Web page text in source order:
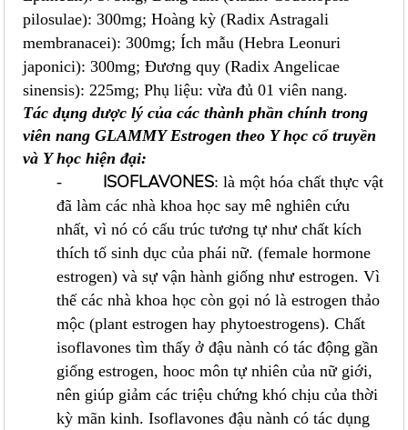
pilosulae): 300mg; Hoàng kỳ (Radix Astragali
membranacei): 300mg; Ích mẫu (Hebra Leonuri
japonici): 300mg; Đương quy (Radix Angelicae
sinensis): 225mg; Phụ liệu: vừa đủ 01 viên nang.
Tác dụng dược lý của các thành phần chính trong
viên nang GLAMMY Estrogen theo Y học cổ truyền
và Y học hiện đại:
- ISOFLAVONES: là một hóa chất thực vật
đã làm các nhà khoa học say mê nghiên cứu
nhất, vì nó có cấu trúc tương tự như chất kích
thích tố sinh dục của phái nữ. (female hormone
estrogen) và sự vận hành giống như estrogen. Vì
thế các nhà khoa học còn gọi nó là estrogen thảo
mộc (plant estrogen hay phytoestrogens). Chất
isoflavones tìm thấy ở đậu nành có tác động gần
giống estrogen, hooc môn tự nhiên của nữ giới,
nên giúp giảm các triệu chứng khó chịu của thời
kỳ mãn kinh. Isoflavones đậu nành có tác dụng